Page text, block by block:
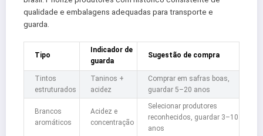
qualidade e embalagens adequadas para transporte e
guarda.
Tipo
Indicador de
guarda
Sugestão de compra
Tintos
estruturados
Taninos +
acidez
Comprar em safras boas,
guardar 5–20 anos
Brancos
aromáticos
Acidez e
concentração
Selecionar produtores
reconhecidos, guardar 3–10
anos